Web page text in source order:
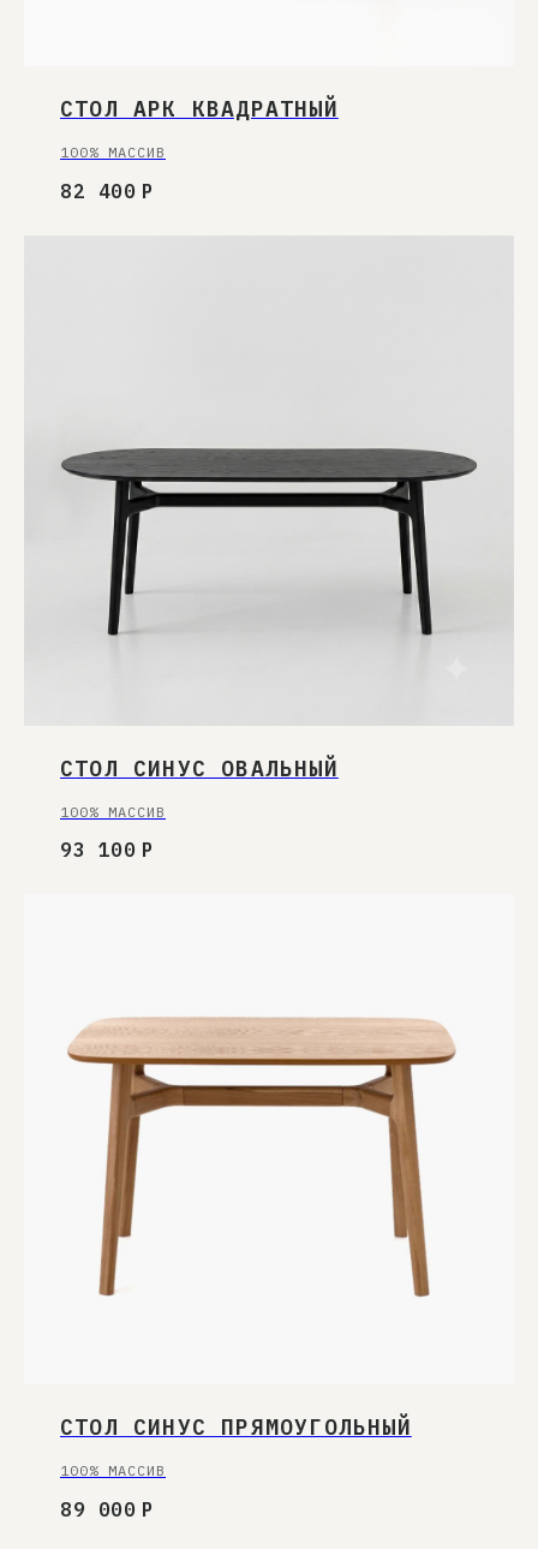
СТОЛ АРК КВАДРАТНЫЙ
100% МАССИВ
82 400 Р
СТОЛ СИНУС ОВАЛЬНЫЙ
100% МАССИВ
93 100 Р
СТОЛ СИНУС ПРЯМОУГОЛЬНЫЙ
100% МАССИВ
89 000 Р
Нажимая «Подписаться», вы соглашаетесь на
почтовую рассылку
ПОДПИСАТЬСЯ